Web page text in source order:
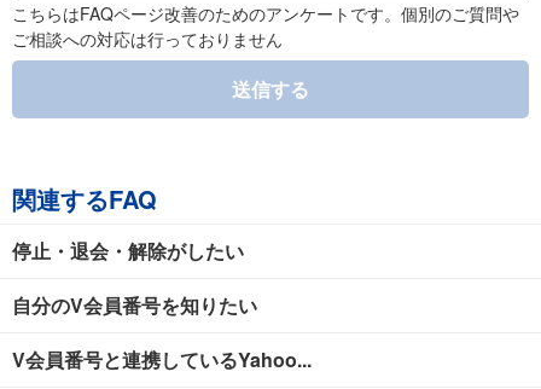
こちらはFAQページ改善のためのアンケートです。個別のご質問や
ご相談への対応は行っておりません
送信する
関連するFAQ
停止・退会・解除がしたい
自分のV会員番号を知りたい
V会員番号と連携しているYahoo...